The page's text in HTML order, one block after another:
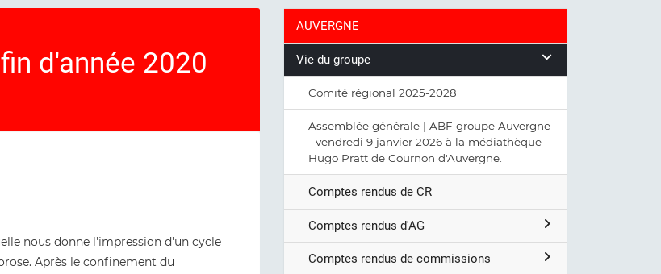
d'année 2020
nous donne l'impression d'un cycle
Après le confinement du
AUVERGNE
Vie du groupe
Comité régional 2025-2028
Assemblée générale | ABF groupe Auvergne
- vendredi 9 janvier 2026 à la médiathèque
Hugo Pratt de Cournon d'Auvergne.
Comptes rendus de CR
Comptes rendus d'AG
Comptes rendus de commissions